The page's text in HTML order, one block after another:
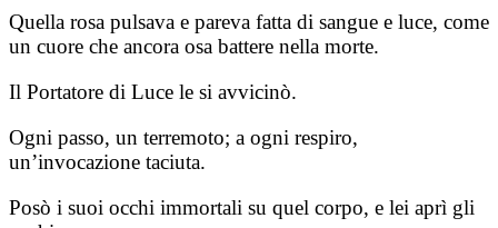
Quella rosa pulsava e pareva fatta di sangue e luce, come
un cuore che ancora osa battere nella morte.
Il Portatore di Luce le si avvicinò.
Ogni passo, un terremoto; a ogni respiro,
un’invocazione taciuta.
Posò i suoi occhi immortali su quel corpo, e lei aprì gli